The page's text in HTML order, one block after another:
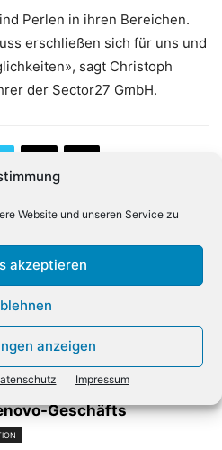
Website und unseren Service zu
akzeptieren
anzeigen
Impressum
Perlen in ihren Bereichen.
erschließen sich für uns und
sagt Christoph
der Sector27 GmbH.
Nächster Artikel
Houbby wird Cloud-Chef
von Mitel
Artikel
beim Ausbau
Geschäfts